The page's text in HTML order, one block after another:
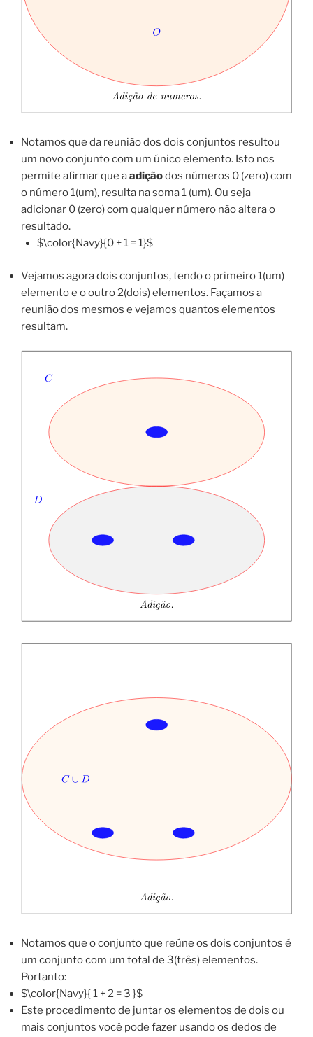
Notamos que da reunião dos dois conjuntos resultou
um novo conjunto com um único elemento. Isto nos
permite afirmar que aadiçãodos números 0 (zero) com
o número 1(um), resulta na soma 1 (um). Ou seja
adicionar 0 (zero) com qualquer número não altera o
resultado.
$\color{Navy}{0 + 1 = 1}$
Vejamos agora dois conjuntos, tendo o primeiro 1(um)
elemento e o outro 2(dois) elementos. Façamos a
reunião dos mesmos e vejamos quantos elementos
resultam.
Notamos que o conjunto que reúne os dois conjuntos é
um conjunto com um total de 3(três) elementos.
Portanto:
$\color{Navy}{ 1 + 2 = 3 }$
Este procedimento de juntar os elementos de dois ou
mais conjuntos você pode fazer usando os dedos de